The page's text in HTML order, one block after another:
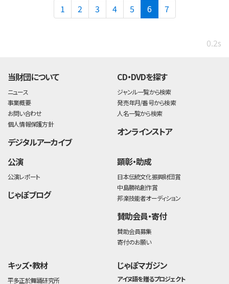
1 2 3 4 5 6(current)
7
0.2s
当財団について
ニュース
事業概要
お問い合わせ
個人情報保護方針
デジタルアーカイブ
CD・DVDを探す
ジャンル一覧から検索
発売年月/番号から検索
人名一覧から検索
オンラインストア
公演
公演レポート
じゃぽブログ
顕彰・助成
日本伝統文化振興財団賞
中島勝祐創作賞
邦楽技能者オーディション
賛助会員・寄付
賛助会員募集
寄付のお願い
キッズ・教材
平多正於舞踊研究所
じゃぽマガジン
アイヌ語を贈るプロジェクト